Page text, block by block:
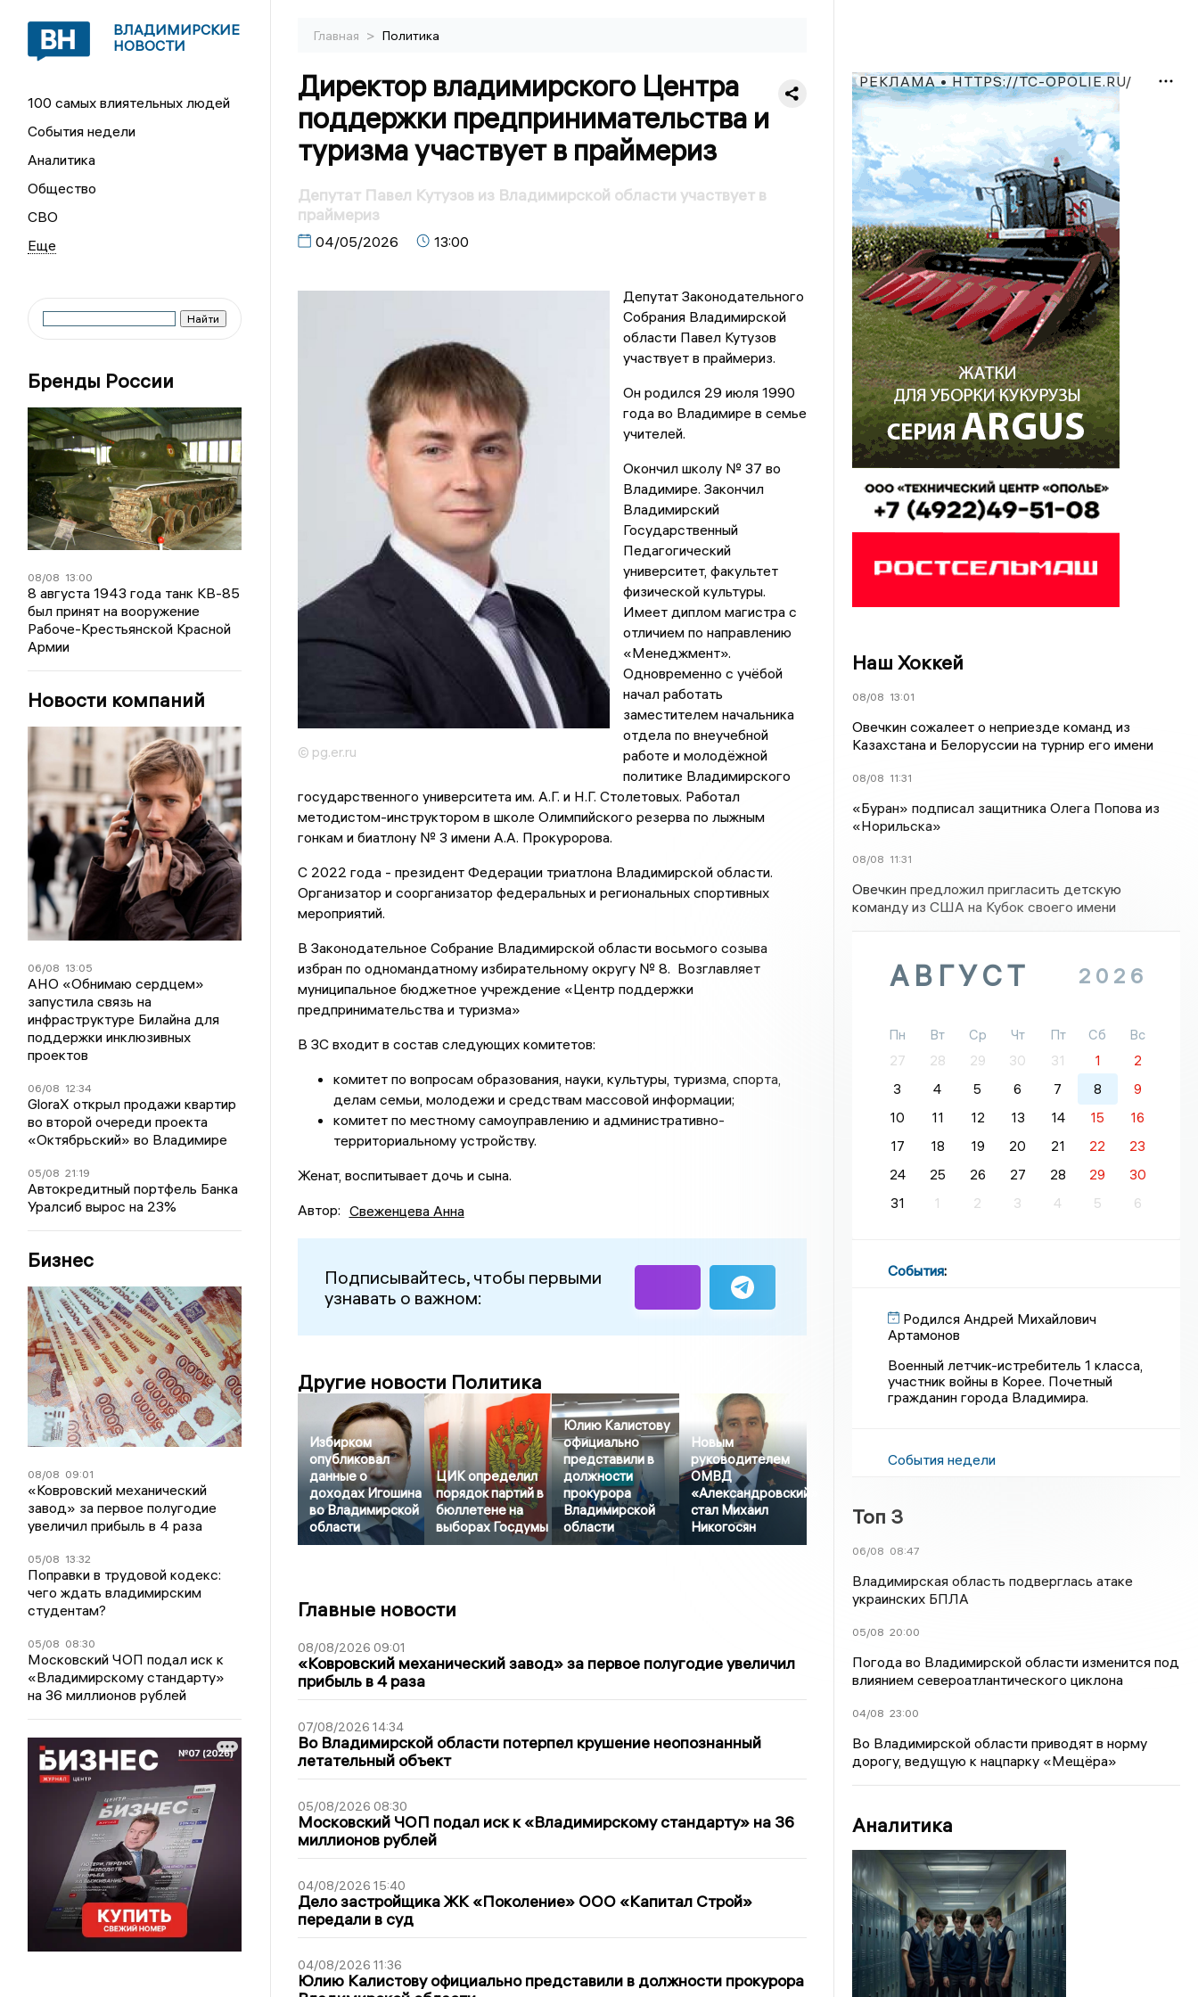
ВЛАДИМИРСКИЕ
НОВОСТИ
100 самых влиятельных людей
События недели
Аналитика
Общество
СВО
Бренды России
08/08 13:00
8 августа 1943 года танк КВ-85
был принят на вооружение
Рабоче-Крестьянской Красной
Армии
Новости компаний
06/08 13:05
АНО «Обнимаю сердцем»
запустила связь на
инфраструктуре Билайна для
поддержки инклюзивных
проектов
06/08 12:34
GloraX открыл продажи квартир
во второй очереди проекта
«Октябрьский» во Владимире
05/08 21:19
Автокредитный портфель Банка
Уралсиб вырос на 23%
Бизнес
08/08 09:01
«Ковровский механический
завод» за первое полугодие
увеличил прибыль в 4 раза
05/08 13:32
Поправки в трудовой кодекс:
чего ждать владимирским
студентам?
05/08 08:30
Московский ЧОП подал иск к
«Владимирскому стандарту»
на 36 миллионов рублей
Главная > Политика
Директор владимирского Центра
поддержки предпринимательства и
туризма участвует в праймериз
Депутат Павел Кутузов из Владимирской области участвует в
праймериз
04/05/2026 13:00
© pg.er.ru
Депутат Законодательного
Собрания Владимирской
области Павел Кутузов
участвует в праймериз.
Он родился 29 июля 1990
года во Владимире в семье
учителей.
Окончил школу № 37 во
Владимире. Закончил
Владимирский
Государственный
Педагогический
университет, факультет
физической культуры.
Имеет диплом магистра с
отличием по направлению
«Менеджмент».
Одновременно с учёбой
начал работать
заместителем начальника
отдела по внеучебной
работе и молодёжной
политике Владимирского
государственного университета им. А.Г. и Н.Г. Столетовых. Работал
методистом-инструктором в школе Олимпийского резерва по лыжным
гонкам и биатлону № 3 имени А.А. Прокуророва.
С 2022 года - президент Федерации триатлона Владимирской области.
Организатор и соорганизатор федеральных и региональных спортивных
мероприятий.
В Законодательное Собрание Владимирской области восьмого созыва
избран по одномандатному избирательному округу № 8. Возглавляет
муниципальное бюджетное учреждение «Центр поддержки
предпринимательства и туризма»
В ЗС входит в состав следующих комитетов:
комитет по вопросам образования, науки, культуры, туризма, спорта,
делам семьи, молодежи и средствам массовой информации;
комитет по местному самоуправлению и административно-
территориальному устройству.
Женат, воспитывает дочь и сына.
Автор: Свеженцева Анна
Подписывайтесь, чтобы первыми
узнавать о важном:
Другие новости Политика
Избирком
опубликовал
данные о
доходах Игошина
во Владимирской
области
ЦИК определил
порядок партий в
бюллетене на
выборах Госдумы
Юлию Калистову
официально
представили в
должности
прокурора
Владимирской
области
Новым
руководителем
ОМВД
«Александровский»
стал Михаил
Никогосян
Главные новости
08/08/2026 09:01
«Ковровский механический завод» за первое полугодие увеличил
прибыль в 4 раза
07/08/2026 14:34
Во Владимирской области потерпел крушение неопознанный
летательный объект
05/08/2026 08:30
Московский ЧОП подал иск к «Владимирскому стандарту» на 36
миллионов рублей
04/08/2026 15:40
Дело застройщика ЖК «Поколение» ООО «Капитал Строй»
передали в суд
04/08/2026 11:36
Юлию Калистову официально представили в должности прокурора
РЕКЛАМА • HTTPS://TC-OPOLIE.RU/
Наш Хоккей
08/08 13:01
Овечкин сожалеет о неприезде команд из
Казахстана и Белоруссии на турнир его имени
08/08 11:31
«Буран» подписал защитника Олега Попова из
«Норильска»
08/08 11:31
Овечкин предложил пригласить детскую
команду из США на Кубок своего имени
АВГУСТ 2026
Пн Вт Ср Чт Пт Сб
Вс
27
28 29 30 31 1
2
3
4 5 6 7 8
9
10
11 12 13 14 15
16
17
18 19 20 21 22
23
24
25 26 27 28 29
30
31
1 2 3 4 5 6
События:
Родился Андрей Михайлович
Артамонов
Военный летчик-истребитель 1 класса,
участник войны в Корее. Почетный
гражданин города Владимира.
События недели
Топ 3
06/08 08:47
Владимирская область подверглась атаке
украинских БПЛА
05/08 20:00
Погода во Владимирской области изменится под
влиянием североатлантического циклона
04/08 23:00
Во Владимирской области приводят в норму
дорогу, ведущую к нацпарку «Мещёра»
Аналитика